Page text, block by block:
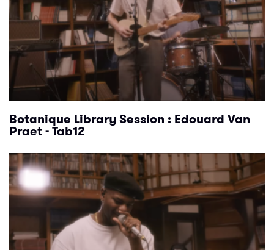
Botanique Library Session : Edouard Van
Praet - Tab12